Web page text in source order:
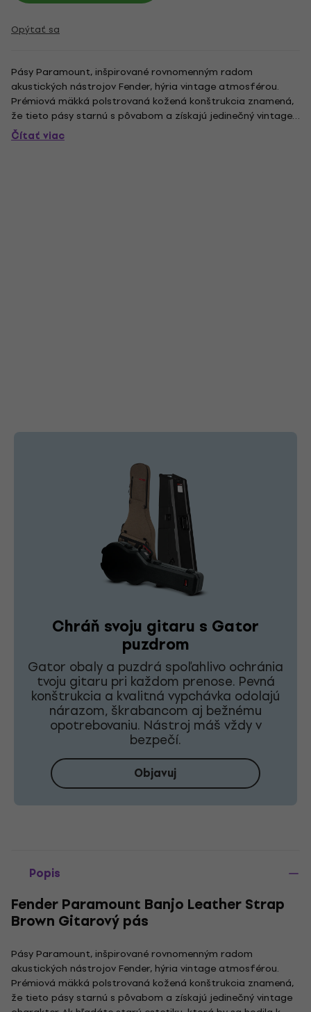
Opýtať sa
Pásy Paramount, inšpirované rovnomenným radom
akustických nástrojov Fender, hýria vintage atmosférou.
Prémiová mäkká polstrovaná kožená konštrukcia znamená,
že tieto pásy starnú s pôvabom a získajú jedinečný vintage
charakter. Ak hľadáte starú estetiku, ktorá by sa hodila k
vášmu banju, zamilujete si tento pás so starým mosadzným
Čítať viac
Chráň svoju gitaru s Gator
puzdrom
Gator obaly a puzdrá spoľahlivo ochránia
tvoju gitaru pri každom prenose. Pevná
konštrukcia a kvalitná vypchávka odolajú
nárazom, škrabancom aj bežnému
opotrebovaniu. Nástroj máš vždy v
bezpečí.
Objavuj
Popis
Fender Paramount Banjo Leather Strap
Brown Gitarový pás
Pásy Paramount, inšpirované rovnomenným radom
akustických nástrojov Fender, hýria vintage atmosférou.
Prémiová mäkká polstrovaná kožená konštrukcia znamená,
že tieto pásy starnú s pôvabom a získajú jedinečný vintage